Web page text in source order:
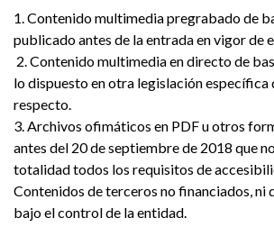
1. Contenido multimedia pregrabado de
publicado antes de la entrada en vigor de
2. Contenido multimedia en directo de
lo dispuesto en otra legislación específica
respecto.
3. Archivos ofimáticos en PDF u otros
antes del 20 de septiembre de 2018 que
totalidad todos los requisitos de
Contenidos de terceros no financiados, ni
bajo el control de la entidad.